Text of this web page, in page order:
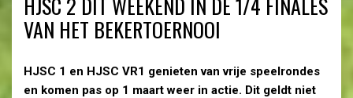
VAN HET BEKERTOERNOOI
HJSC 1 en HJSC VR1 genieten van vrije speelrondes
en komen pas op 1 maart weer in actie. Dit geldt niet